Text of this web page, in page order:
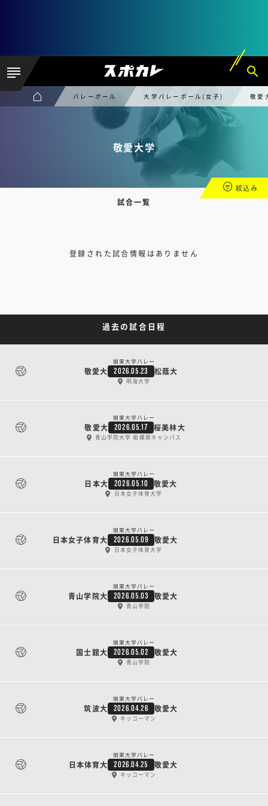
バレーボール 大学バレーボール(女子) 敬愛
敬愛大学
試合一覧
絞込み
登録された試合情報はありません
過去の試合日程
関東大学バレー
敬愛大 2026.05.23 松蔭大
明海大学
関東大学バレー
敬愛大 2026.05.17 桜美林大
青山学院大学 相模原キャンパス
関東大学バレー
日本大 2026.05.10 敬愛大
日本女子体育大学
関東大学バレー
日本女子体育大 2026.05.09 敬愛大
日本女子体育大学
関東大学バレー
青山学院大 2026.05.03 敬愛大
青山学院
関東大学バレー
国士舘大 2026.05.02 敬愛大
青山学院
関東大学バレー
筑波大 2026.04.26 敬愛大
キッコーマン
関東大学バレー
日本体育大 2026.04.25 敬愛大
キッコーマン